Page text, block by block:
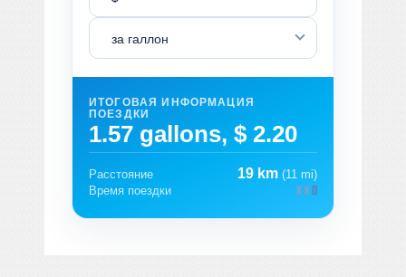
за галлон
ИТОГОВАЯ ИНФОРМАЦИЯ
ПОЕЗДКИ
1.57 gallons, $ 2.20
Расстояние 19 km (11 mi)
Время поездки